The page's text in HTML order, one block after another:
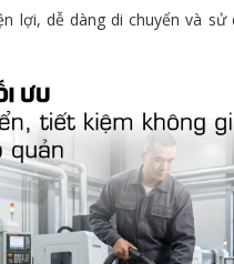
lợi, dễ dàng di chuyển và sử